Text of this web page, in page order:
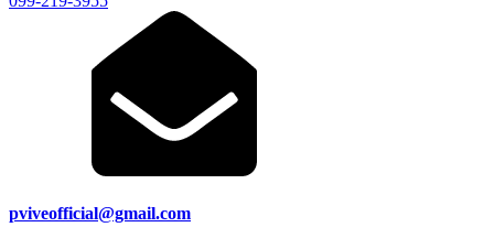
pviveofficial@gmail.com